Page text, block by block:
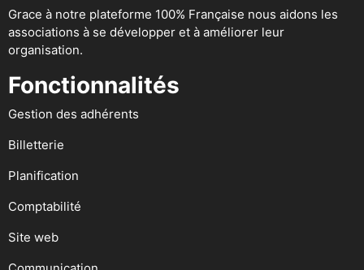
Grace à notre plateforme 100% Française nous aidons les
associations à se développer et à améliorer leur
organisation.
Fonctionnalités
Gestion des adhérents
Billetterie
Planification
Comptabilité
Site web